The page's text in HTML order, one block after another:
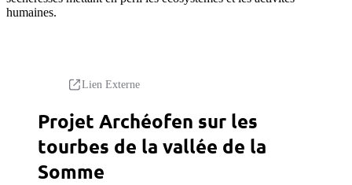
humaines.
Lien Externe
Projet Archéofen sur les
tourbes de la vallée de la
Somme